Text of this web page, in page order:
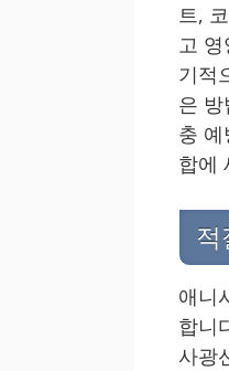
트,
고
기적
은
충
합에
적
애니
합니
사광